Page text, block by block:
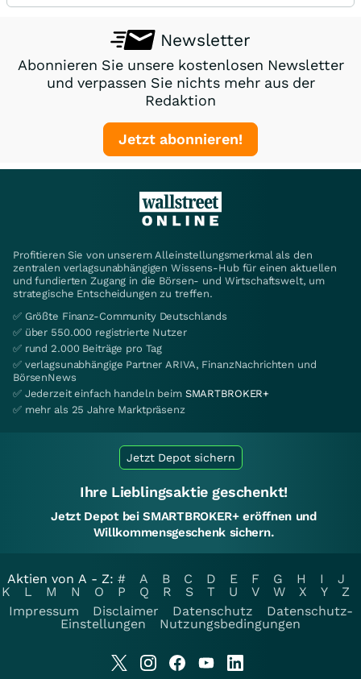
Newsletter
Abonnieren Sie unsere kostenlosen Newsletter
und verpassen Sie nichts mehr aus der
Redaktion
Jetzt abonnieren!
Profitieren Sie von unserem Alleinstellungsmerkmal als den
zentralen verlagsunabhängigen Wissens-Hub für einen aktuellen
und fundierten Zugang in die Börsen- und Wirtschaftswelt, um
strategische Entscheidungen zu treffen.
✅ Größte Finanz-Community Deutschlands
✅ über 550.000 registrierte Nutzer
✅ rund 2.000 Beiträge pro Tag
✅ verlagsunabhängige Partner ARIVA, FinanzNachrichten und
BörsenNews
✅ Jederzeit einfach handeln beim SMARTBROKER+
✅ mehr als 25 Jahre Marktpräsenz
Jetzt Depot sichern
Ihre Lieblingsaktie geschenkt!
Jetzt Depot bei SMARTBROKER+ eröffnen und
Willkommensgeschenk sichern.
Aktien von A - Z: # A B C D E F G H I
J
K
L M N O P Q R S T U V W X Y
Z
Impressum
Disclaimer Datenschutz
Datenschutz-
Einstellungen
Nutzungsbedingungen